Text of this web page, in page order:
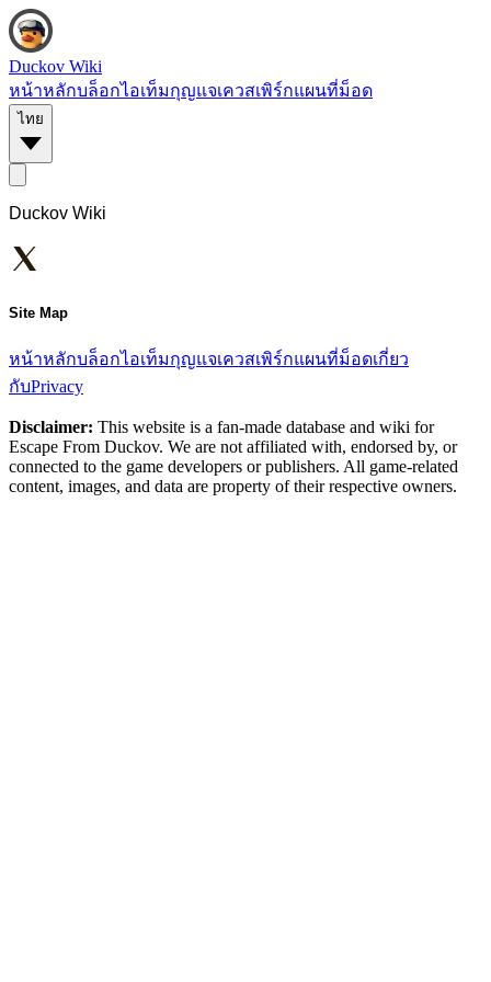
Duckov Wiki
หน้าหลักบล็อกไอเท็มกุญแจเควสเพิร์กแผนที่ม็อด
ไทย
Duckov Wiki
Site Map
หน้าหลักบล็อกไอเท็มกุญแจเควสเพิร์กแผนที่ม็อดเกี่ยว
กับPrivacy
Disclaimer: This website is a fan-made database and wiki for
Escape From Duckov. We are not affiliated with, endorsed by, or
connected to the game developers or publishers. All game-related
content, images, and data are property of their respective owners.